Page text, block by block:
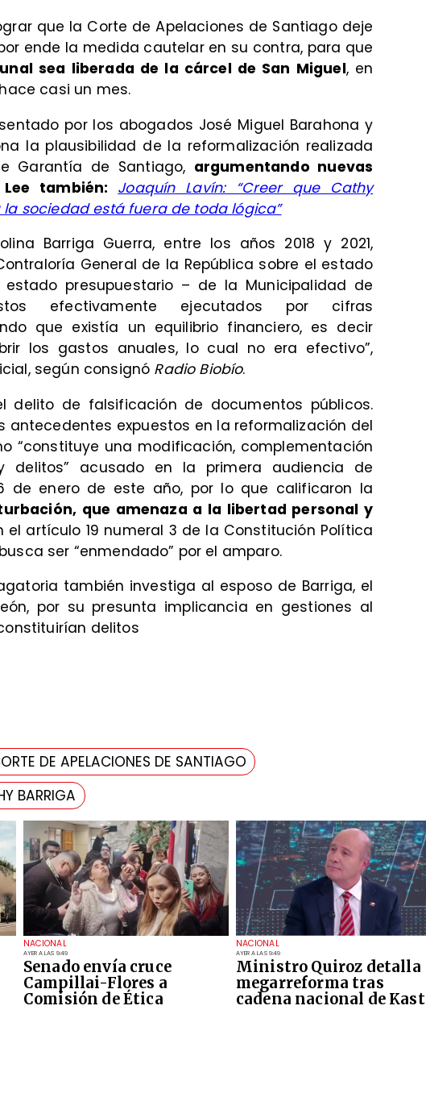
NACIONAL
AYER A LAS 9:49
Senado envía cruce
Campillai-Flores a
Comisión de Ética
NACIONAL
AYER A LAS 9:49
Ministro Quiroz detalla
megarreforma tras
cadena nacional de Kast
que la Corte de Apelaciones de Santiago deje
ende la medida cautelar en su contra, para que
sea liberada de la cárcel de San Miguel, en
casi un mes.
por los abogados José Miguel Barahona y
la plausibilidad de la reformalización realizada
Garantía de Santiago, argumentando nuevas
Lee también: Joaquín Lavín: “Creer que Cathy
sociedad está fuera de toda lógica”
Barriga Guerra, entre los años 2018 y 2021,
General de la República sobre el estado
presupuestario – de la Municipalidad de
efectivamente ejecutados por cifras
que existía un equilibrio financiero, es decir
los gastos anuales, lo cual no era efectivo”,
según consignó Radio Biobío.
delito de falsificación de documentos públicos.
antecedentes expuestos en la reformalización del
“constituye una modificación, complementación
delitos” acusado en la primera audiencia de
de enero de este año, por lo que calificaron la
que amenaza a la libertad personal y
el artículo 19 numeral 3 de la Constitución Política
ser “enmendado” por el amparo.
también investiga al esposo de Barriga, el
por su presunta implicancia en gestiones al
delitos
DE APELACIONES DE SANTIAGO
BARRIGA